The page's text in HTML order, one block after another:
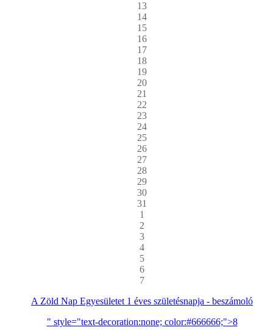
13
14
15
16
17
18
19
20
21
22
23
24
25
26
27
28
29
30
31
1
2
3
4
5
6
7
A Zöld Nap Egyesületet 1 éves születésnapja - beszámoló
" style="text-decoration:none; color:#666666;">8